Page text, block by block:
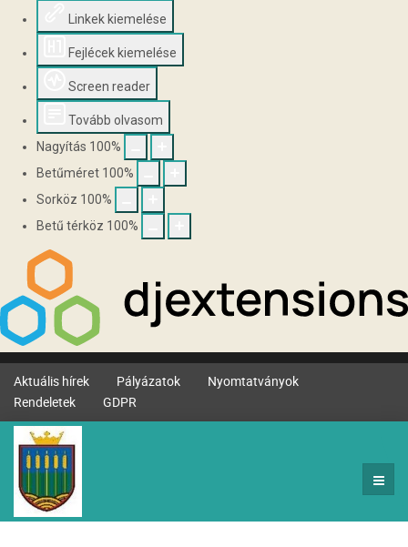
Linkek kiemelése
Fejlécek kiemelése
Screen reader
Tovább olvasom
Nagyítás 100%
Betűméret 100%
Sorköz 100%
Betű térköz 100%
Aktuális hírek Pályázatok
Nyomtatványok
Rendeletek
GDPR